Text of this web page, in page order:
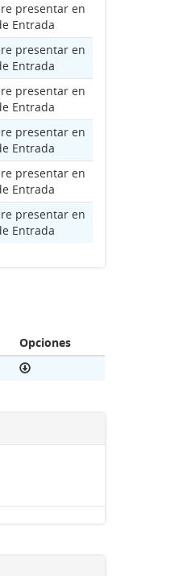
presentar en
Entrada
presentar en
Entrada
presentar en
Entrada
presentar en
Entrada
presentar en
Entrada
presentar en
Entrada
Opciones